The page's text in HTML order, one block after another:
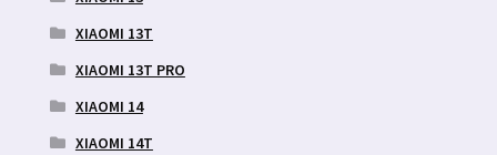
XIAOMI 13T
XIAOMI 13T PRO
XIAOMI 14
XIAOMI 14T